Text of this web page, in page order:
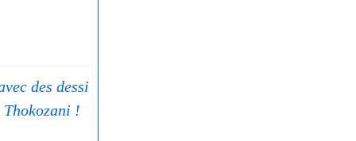
des dessi
Thokozani !